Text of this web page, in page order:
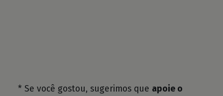
* Se você gostou, sugerimos que apoie o